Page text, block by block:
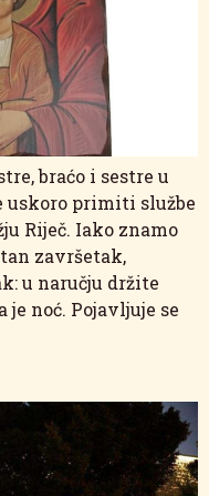
braćo i sestre u
uskoro primiti službe
Riječ. Iako znamo
završetak,
u naručju držite
je noć. Pojavljuje se